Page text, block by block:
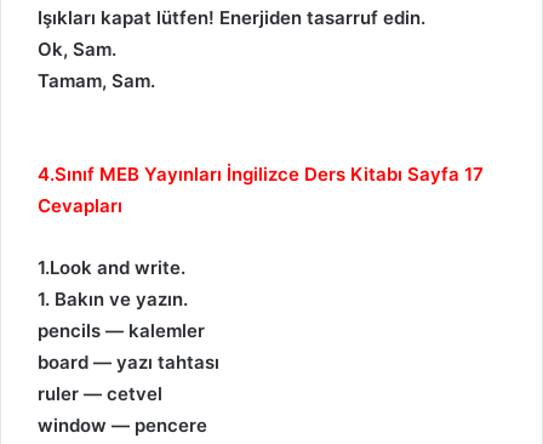
Işıkları kapat lütfen! Enerjiden tasarruf edin.
Ok, Sam.
Tamam, Sam.
4.Sınıf MEB Yayınları İngilizce Ders Kitabı Sayfa 17
Cevapları
1.Look and write.
1. Bakın ve yazın.
pencils — kalemler
board — yazı tahtası
ruler — cetvel
window — pencere